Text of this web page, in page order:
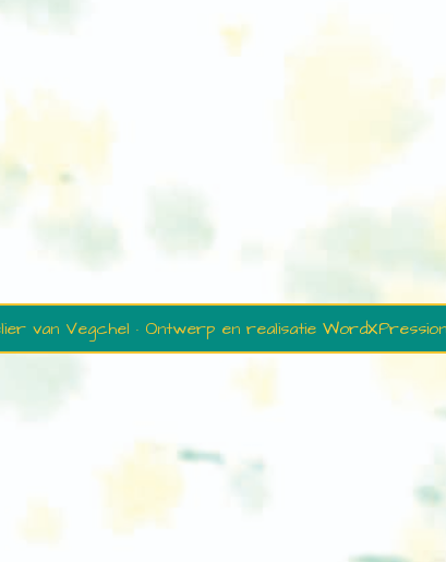
van Vegchel · Ontwerp en realisatie WordXPression